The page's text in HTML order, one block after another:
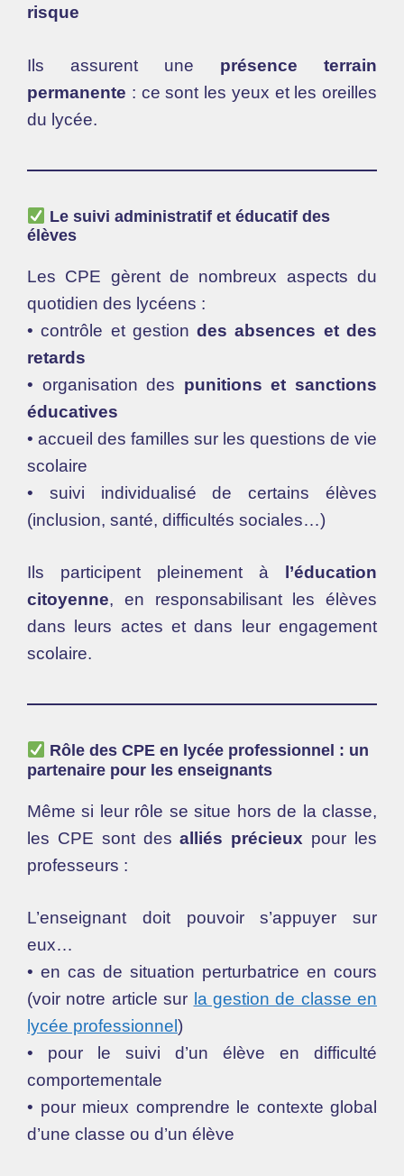
risque
Ils assurent une présence terrain
permanente : ce sont les yeux et les oreilles
du lycée.
Le suivi administratif et éducatif des
élèves
Les CPE gèrent de nombreux aspects du
quotidien des lycéens :
• contrôle et gestiondes absences et des
retards
• organisation des punitions et sanctions
éducatives
• accueil des familles sur les questions de vie
scolaire
• suivi individualisé de certains élèves
(inclusion, santé, difficultés sociales…)
Ils participent pleinement à
l’éducation
citoyenne, en responsabilisant les élèves
dans leurs actes et dans leur engagement
scolaire.
Rôle des CPE en lycée professionnel : un
partenaire pour les enseignants
Même si leur rôle se situe hors de la classe,
les CPE sont desalliés précieux pour les
professeurs :
L’enseignant doit pouvoir s’appuyer sur
eux…
• en cas de situation perturbatrice en cours
(voir notre article sur la gestion de classe en
lycée professionnel )
• pour le suivi d’un élève en difficulté
comportementale
• pour mieux comprendre le contexte global
d’une classe ou d’un élève